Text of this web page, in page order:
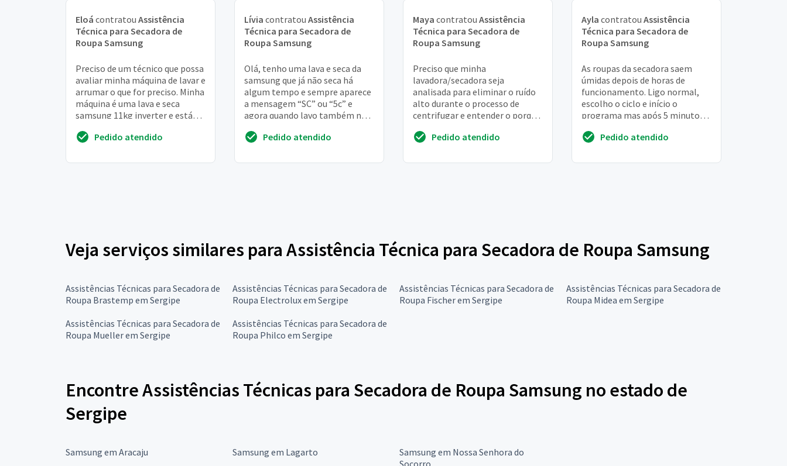
Eloá contratou Assistência
Técnica para Secadora de
Roupa Samsung
Preciso de um técnico que possa
avaliar minha máquina de lavar e
arrumar o que for preciso. Minha
máquina é uma lava e seca
samsung 11kg inverter e está
centri...Pedido atendido
Lívia contratou Assistência
Técnica para Secadora de
Roupa Samsung
Olá, tenho uma lava e seca da
samsung que já não seca há
algum tempo e sempre aparece
a mensagem “SC” ou “5c” e
agora quando lavo também não
fica acumulada...
Pedido atendido
Maya contratou Assistência
Técnica para Secadora de
Roupa Samsung
Preciso que minha
lavadora/secadora seja
analisada para eliminar o ruído
alto durante o processo de
centrifugar e entender o porque
molhadas mesmo após a
Pedido atendido
Ayla contratou Assistência
Técnica para Secadora de
Roupa Samsung
As roupas da secadora saem
úmidas depois de horas de
funcionamento. Ligo normal,
escolho o ciclo e início o
programa mas após 5 minutos o
figura do filtro pi...
Pedido atendido
Veja serviços similares para Assistência Técnica para Secadora de Roupa Samsung
Assistências Técnicas para Secadora de
Roupa Brastemp em Sergipe
Assistências Técnicas para Secadora de
Roupa Electrolux em Sergipe
Assistências Técnicas para Secadora de
Roupa Fischer em Sergipe
Assistências Técnicas para Secadora de
Roupa Midea em Sergipe
Assistências Técnicas para Secadora de
Roupa Mueller em Sergipe
Assistências Técnicas para Secadora de
Roupa Philco em Sergipe
Encontre Assistências Técnicas para Secadora de Roupa Samsung no estado de
Sergipe
Samsung em Aracaju Samsung em Lagarto
Samsung em Nossa Senhora do
Socorro